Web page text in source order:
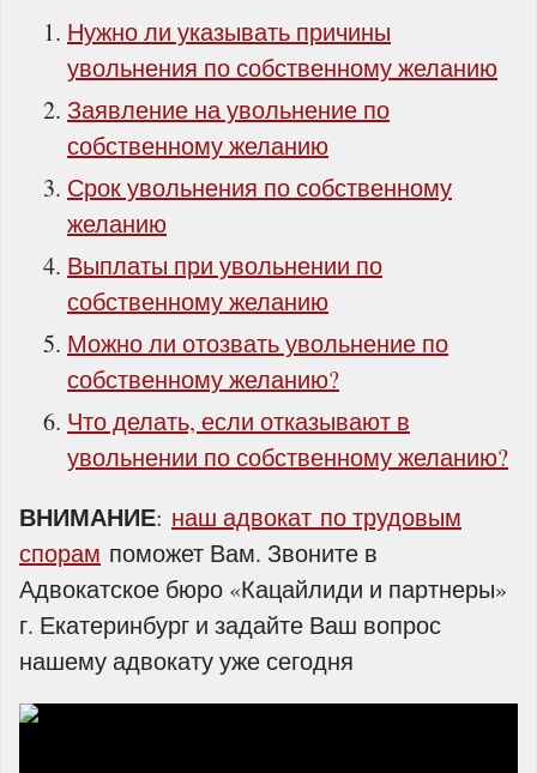
Нужно ли указывать причины
увольнения по собственному желанию
Заявление на увольнение по
собственному желанию
Срок увольнения по собственному
желанию
Выплаты при увольнении по
собственному желанию
Можно ли отозвать увольнение по
собственному желанию?
Что делать, если отказывают в
увольнении по собственному желанию?
ВНИМАНИЕ: наш адвокат по трудовым
спорам поможет Вам. Звоните в
Адвокатское бюро «Кацайлиди и партнеры»
г. Екатеринбург и задайте Ваш вопрос
нашему адвокату уже сегодня